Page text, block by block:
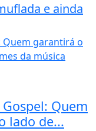
e ainda
Quem
lado de...